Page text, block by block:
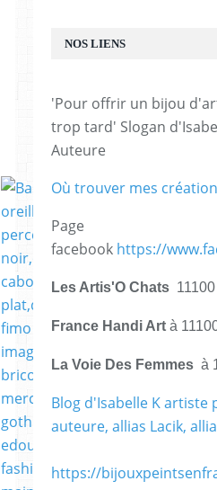
Paire de
boucle
NOS LIENS
'Pour offrir un bijou
trop tard' Slogan
Auteure
Où trouver mes
Page
facebook https://
Les Artis'O Chats
France Handi Art à
La Voie Des Femmes à
Blog d'Isabelle K artiste
auteure, allias Lacik,
https://